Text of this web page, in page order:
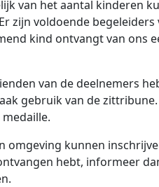
van het aantal kinderen
zijn voldoende
kind ontvangt van ons
van de deelnemers
gebruik van de
omgeving kunnen
hebt, informeer